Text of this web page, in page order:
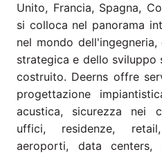
Unito, Francia, Spagna,
si colloca nel panorama
nel mondo
strategica e dello sviluppo
costruito. Deerns offre
progettazione
acustica, sicurezza nei
uffici, residenze,
aeroporti, data